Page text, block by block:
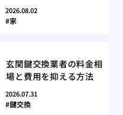
2026.08.02
家
玄関鍵交換業者の料金相
場と費用を抑える方法
2026.07.31
鍵交換